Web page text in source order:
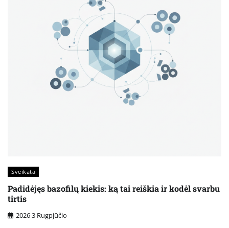
Sveikata
Padidėjęs bazofilų kiekis: ką tai reiškia ir kodėl svarbu
tirtis
2026 3 Rugpjūčio